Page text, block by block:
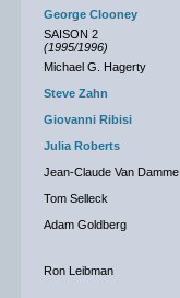
George Clooney
SAISON 2
(1995/1996)
Michael G. Hagerty
Steve Zahn
Giovanni Ribisi
Julia Roberts
Jean-Claude Van Damme
Tom Selleck
Adam Goldberg
Ron Leibman